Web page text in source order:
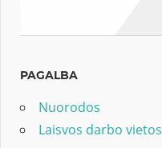
PAGALBA
Nuorodos
Laisvos darbo vietos